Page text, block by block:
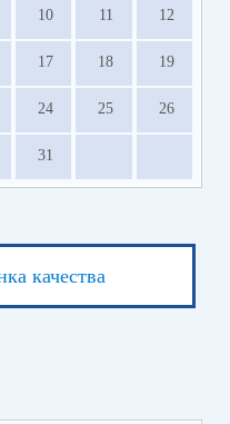
10 11 12
17 18 19
24 25 26
31
качества